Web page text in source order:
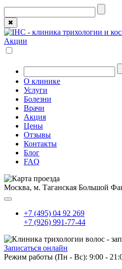
✖
Акции
О клинике
Услуги
Болезни
Врачи
Акция
Цены
Отзывы
Контакты
Блог
FAQ
Москва, м. Таганская Большой
+7 (495) 04 92 269
+7 (926) 991-77-44
Записаться онлайн
Режим работы (Пн - Вс): 9:00 -